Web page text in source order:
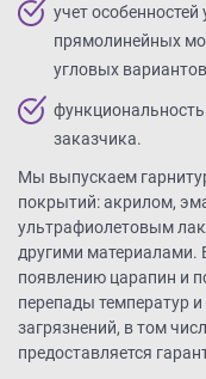
учет
прямолинейных
угловых
заказчика.
Мы выпускаем
покрытий: акрилом,
ультрафиолетовым
другими материалами.
появлению царапин и
перепады температур
загрязнений, в том
предоставляется